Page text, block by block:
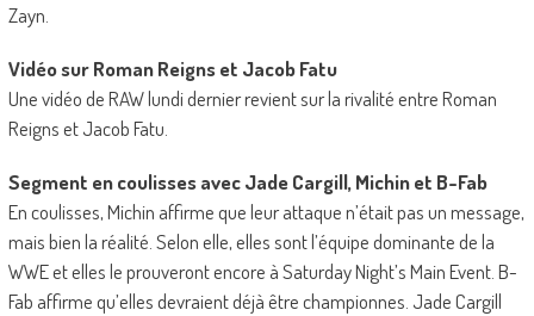
Zayn.
Vidéo sur Roman Reigns et Jacob Fatu
Une vidéo de RAW lundi dernier revient sur la rivalité entre Roman
Reigns et Jacob Fatu.
Segment en coulisses avec Jade Cargill, Michin et B-Fab
En coulisses, Michin affirme que leur attaque n’était pas un message,
mais bien la réalité. Selon elle, elles sont l’équipe dominante de la
WWE et elles le prouveront encore à Saturday Night’s Main Event. B-
Fab affirme qu’elles devraient déjà être championnes. Jade Cargill